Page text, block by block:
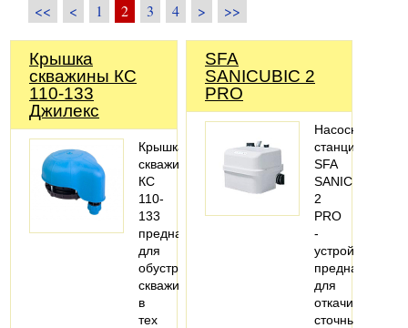
<< < 1 2 3 4 > >>
Крышка
скважины КС
110-133
Джилекс
Крышка
скважины
КС
110-
133
предназначена
для
обустройства
скважин
в
тех
SFA
SANICUBIC 2
PRO
Насосная
станция
SFA
SANICUBIC
2
PRO
-
устройство,
для
откачивания
сточных